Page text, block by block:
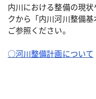
内川における整備の現
クから「内川河川整備
ご参照ください。
○河川整備計画について